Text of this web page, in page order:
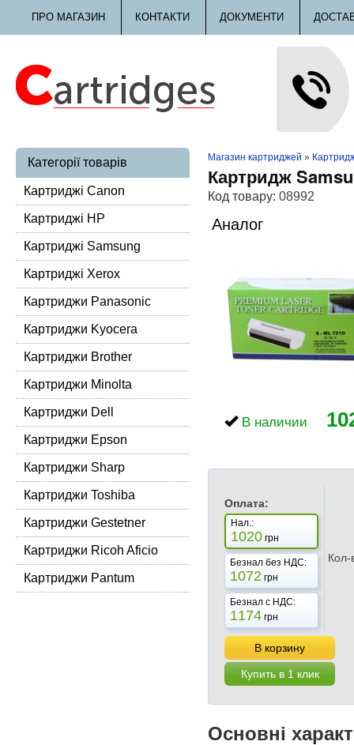
ПРО МАГАЗИН КОНТАКТИ ДОКУМЕНТИ
Категорії товарів
Картриджі Canon
Картриджі HP
Картриджі Samsung
Картриджі Xerox
Картриджи Panasonic
Картриджи Kyocera
Картриджи Brother
Картриджи Minolta
Картриджи Dell
Картриджи Epson
Картриджи Sharp
Картриджи Toshiba
Картриджи Gestetner
Картриджи Ricoh Aficio
Картриджи Pantum
Магазин картриджей »
Картридж
Код товару: 08992
Аналог
В наличии
Оплата:
Нал.:
1020 грн
Безнал без НДС:
1072 грн
Безнал с НДС:
1174 грн
В корзину
Купить в 1 клик
Основні